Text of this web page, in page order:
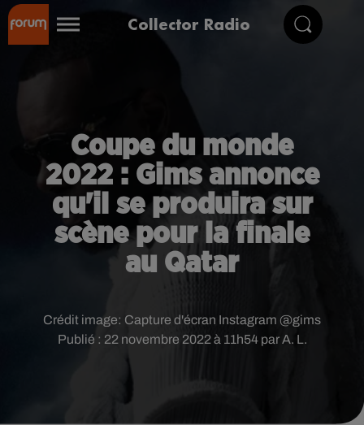
Collector Radio
Coupe du monde
2022 : Gims annonce
qu'il se produira sur
scène pour la finale
au Qatar
Publié : 22 novembre 2022 à 11h54 par A. L.
Crédit image: Capture d'écran Instagram @gims